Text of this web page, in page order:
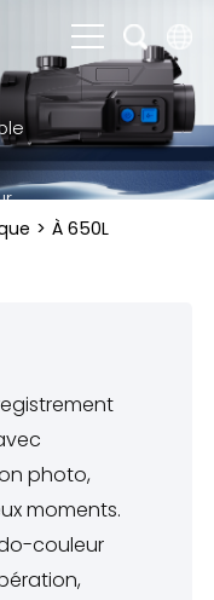
English
čeština
Deutsch
Français
Русский
slovenský
Español
> À 650L
photo,
moments.
couleur